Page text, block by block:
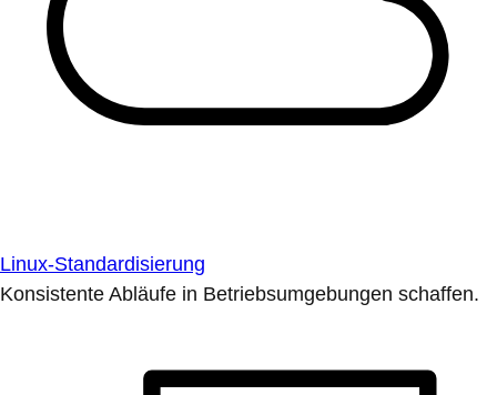
Linux-Standardisierung
Konsistente Abläufe in Betriebsumgebungen schaffen.